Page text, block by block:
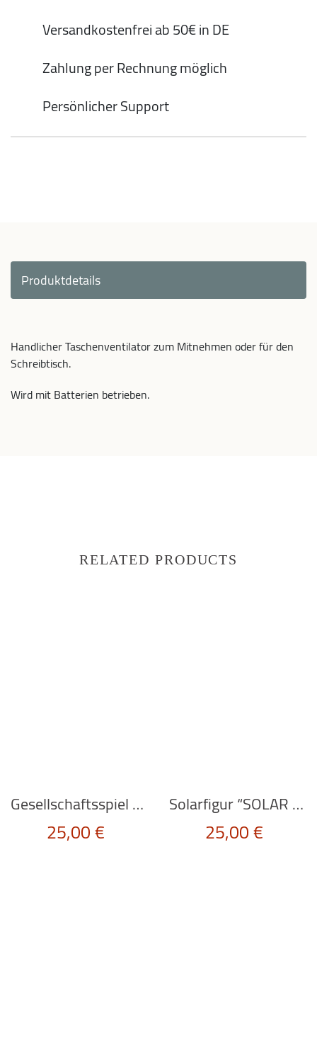
Versandkostenfrei ab 50€ in DE
Zahlung per Rechnung möglich
Persönlicher Support
Produktdetails
Handlicher Taschenventilator zum Mitnehmen oder für den
Schreibtisch.
Wird mit Batterien betrieben.
RELATED PRODUCTS
Gesellschaftsspiel “KLUGSCHEISSER”
25,00€
Solarfigur “SOLAR QUEEN DERBY EDITION BLUE HAT” von Kikkerland
25,00€